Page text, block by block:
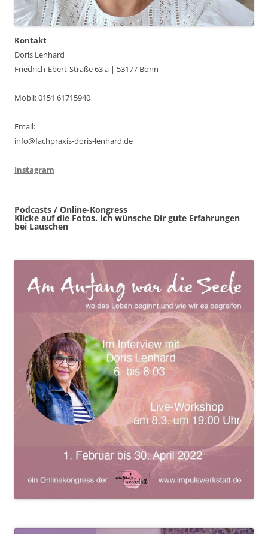
Kontakt
Doris Lenhard
Friedrich-Ebert-Straße 63 a | 53177 Bonn
Mobil: 0151 61715940
Email:
info@fachpraxis-doris-lenhard.de
Instagram
Podcasts / Online-Kongress
Klicke auf die Fotos. Ich wünsche Dir gute Erfahrungen
bei Lauschen